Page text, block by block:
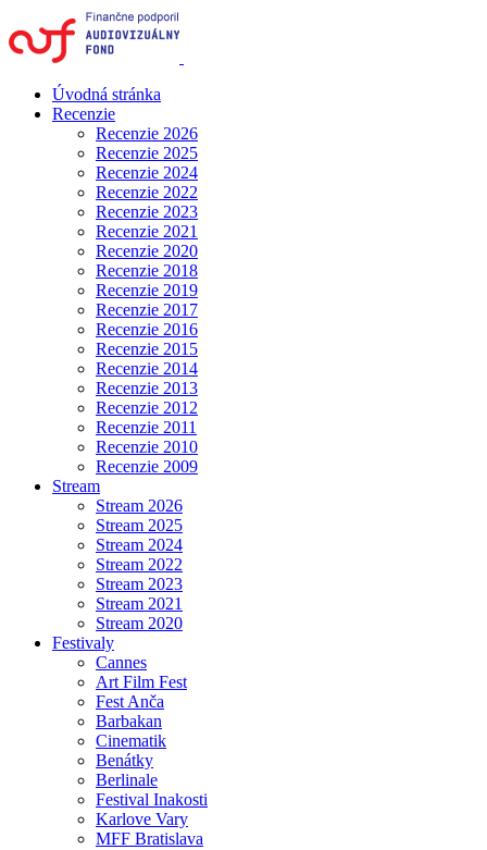
Úvodná stránka
Recenzie
Recenzie 2026
Recenzie 2025
Recenzie 2024
Recenzie 2022
Recenzie 2023
Recenzie 2021
Recenzie 2020
Recenzie 2018
Recenzie 2019
Recenzie 2017
Recenzie 2016
Recenzie 2015
Recenzie 2014
Recenzie 2013
Recenzie 2012
Recenzie 2011
Recenzie 2010
Recenzie 2009
Stream
Stream 2026
Stream 2025
Stream 2024
Stream 2022
Stream 2023
Stream 2021
Stream 2020
Festivaly
Cannes
Art Film Fest
Fest Anča
Barbakan
Cinematik
Benátky
Berlinale
Festival Inakosti
Karlove Vary
MFF Bratislava